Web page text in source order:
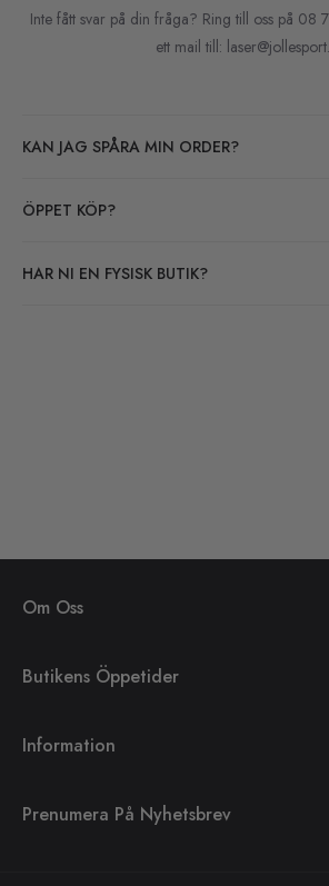
Inte fått svar på din fråga? Ring till oss på 08
ett mail till:
KAN JAG SPÅRA MIN ORDER?
ÖPPET KÖP?
HAR NI EN FYSISK BUTIK?
Om Oss
Butikens Öppetider
Information
Prenumera På Nyhetsbrev